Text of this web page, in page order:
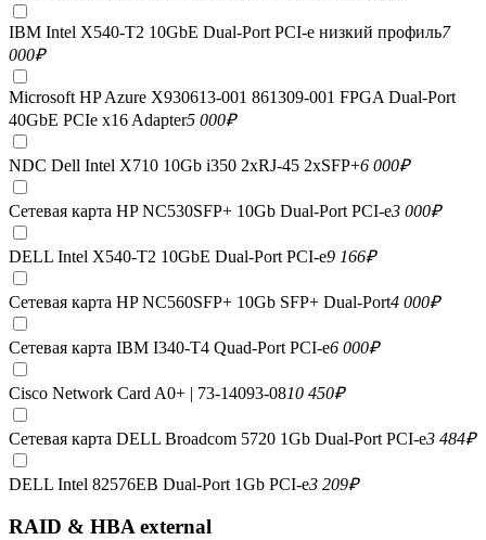
IBM Intel X540-T2 10GbE Dual-Port PCI-e низкий профиль7
000₽
Microsoft HP Azure X930613-001 861309-001 FPGA Dual-Port
40GbE PCIe x16 Adapter5 000₽
NDC Dell Intel X710 10Gb i350 2xRJ-45 2xSFP+6 000₽
Сетевая карта HP NC530SFP+ 10Gb Dual-Port PCI-e3 000₽
DELL Intel X540-T2 10GbE Dual-Port PCI-e9 166₽
Сетевая карта HP NC560SFP+ 10Gb SFP+ Dual-Port4 000₽
Сетевая карта IBM I340-T4 Quad-Port PCI-e6 000₽
Cisco Network Card A0+ | 73-14093-0810 450₽
Сетевая карта DELL Broadcom 5720 1Gb Dual-Port PCI-e3 484₽
DELL Intel 82576EB Dual-Port 1Gb PCI-e3 209₽
RAID & HBA external